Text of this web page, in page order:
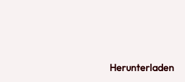
Herunterladen